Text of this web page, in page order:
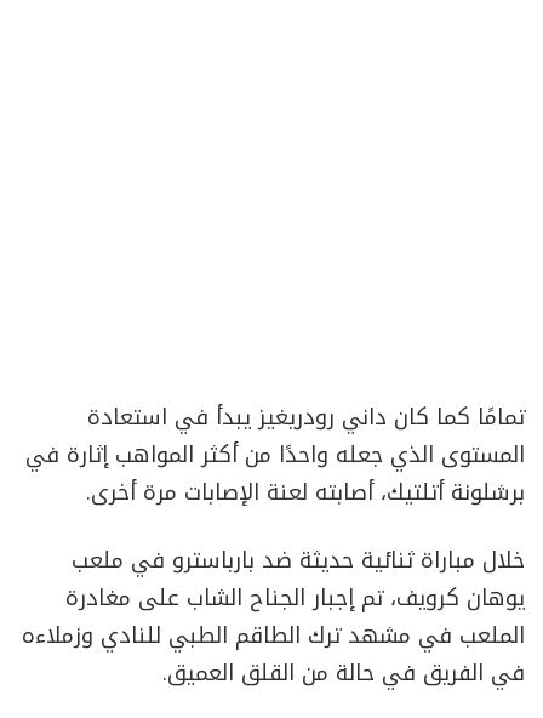
تمامًا كما كان داني رودريغيز يبدأ في استعادة
المستوى الذي جعله واحدًا من أكثر المواهب إثارة في
برشلونة أتلتيك، أصابته لعنة الإصابات مرة أخرى.
خلال مباراة ثنائية حديثة ضد بارباسترو في ملعب
يوهان كرويف، تم إجبار الجناح الشاب على مغادرة
الملعب في مشهد ترك الطاقم الطبي للنادي وزملاءه
في الفريق في حالة من القلق العميق.